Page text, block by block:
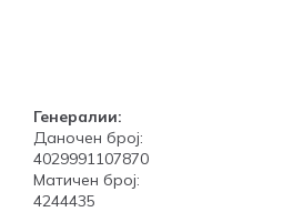
Генералии:
Даночен број:
4029991107870
Матичен број:
4244435